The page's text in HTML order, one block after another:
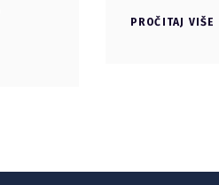
PROČITAJ VIŠE